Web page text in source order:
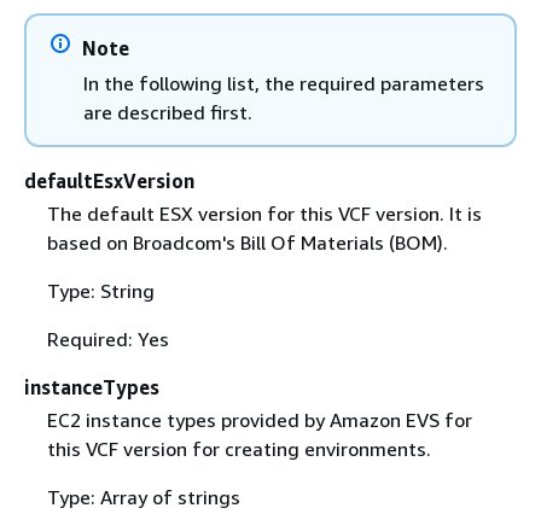
Note
In the following list, the required parameters
are described first.
defaultEsxVersion
The default ESX version for this VCF version. It is
based on Broadcom's Bill Of Materials (BOM).
Type: String
Required: Yes
instanceTypes
EC2 instance types provided by Amazon EVS for
this VCF version for creating environments.
Type: Array of strings